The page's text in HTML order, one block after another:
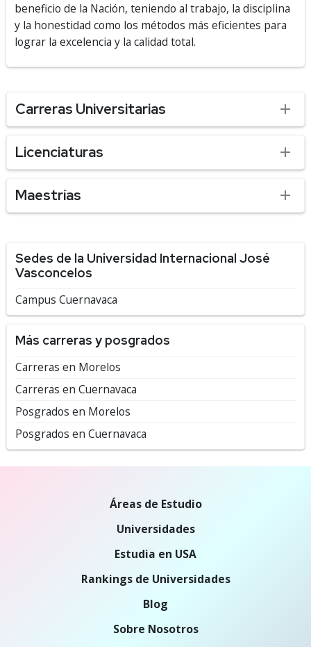
beneficio de la Nación, teniendo al trabajo, la disciplina
y la honestidad como los métodos más eficientes para
lograr la excelencia y la calidad total.
Carreras Universitarias
Licenciaturas
Maestrías
Sedes de la Universidad Internacional José
Vasconcelos
Campus Cuernavaca
Más carreras y posgrados
Carreras en Morelos
Carreras en Cuernavaca
Posgrados en Morelos
Posgrados en Cuernavaca
Áreas de Estudio
Universidades
Estudia en USA
Rankings de Universidades
Blog
Sobre Nosotros